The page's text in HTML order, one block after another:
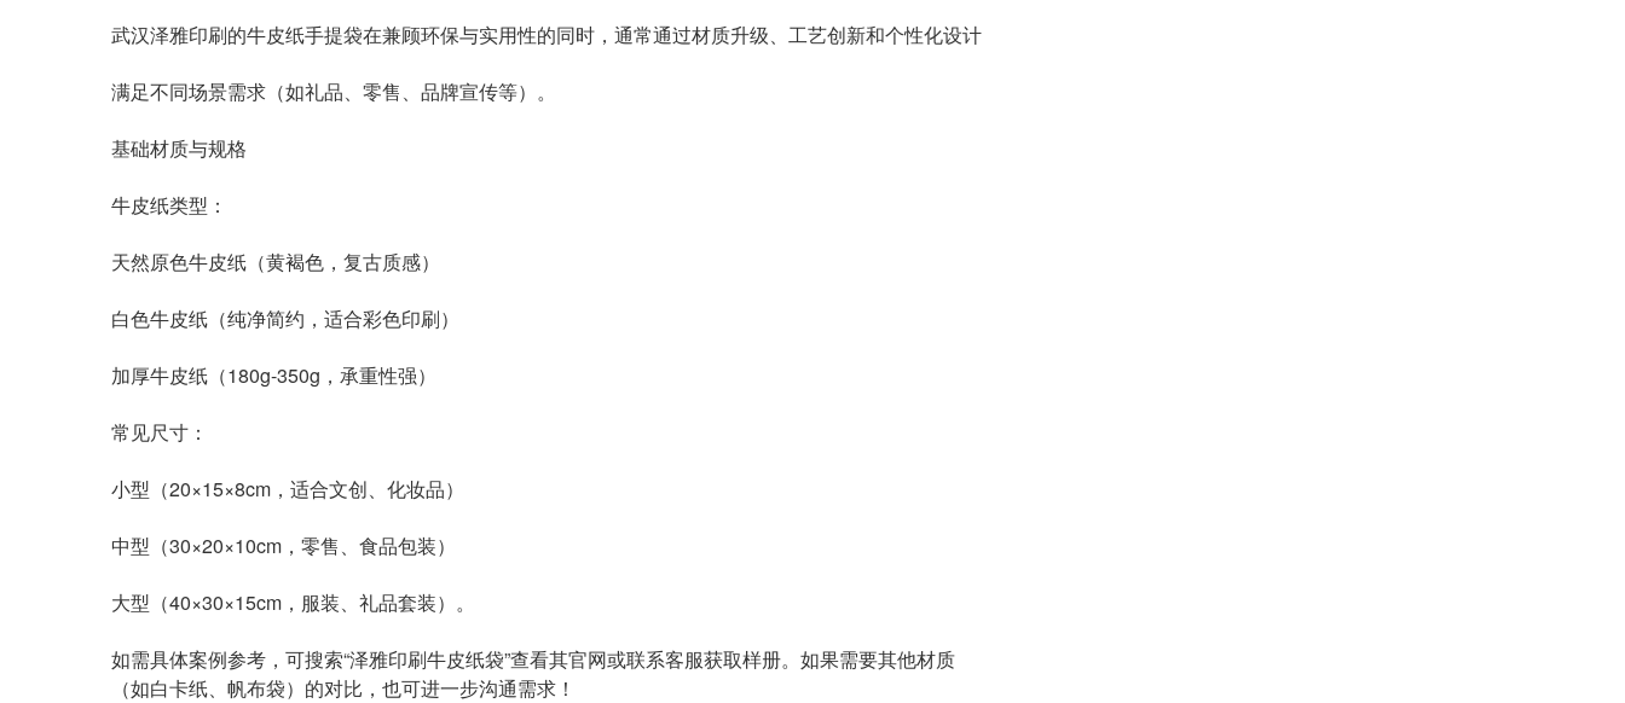
武汉泽雅印刷的牛皮纸手提袋在兼顾环保与实用性的同时，通常通过材质升级、工艺创新和个性化设计
满足不同场景需求（如礼品、零售、品牌宣传等）。
基础材质与规格
牛皮纸类型 ：
天然原色牛皮纸 （黄褐色，复古质感）
白色牛皮纸 （纯净简约，适合彩色印刷）
加厚牛皮纸 （180g-350g，承重性强）
常见尺寸：
小型（20×15×8cm，适合文创、化妆品）
中型（30×20×10cm，零售、食品包装）
大型（40×30×15cm，服装、礼品套装）。
如需具体案例参考，可搜索“泽雅印刷牛皮纸袋”查看其官网或联系客服获取样册。如果需要其他材质
（如白卡纸、帆布袋）的对比，也可进一步沟通需求！